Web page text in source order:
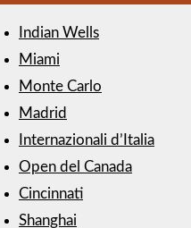
Indian Wells
Miami
Monte Carlo
Madrid
Internazionali d’Italia
Open del Canada
Cincinnati
Shanghai